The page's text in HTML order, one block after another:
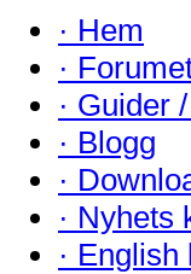
· Hem
·
· Guider
· Blogg
·
· Nyhets
· English